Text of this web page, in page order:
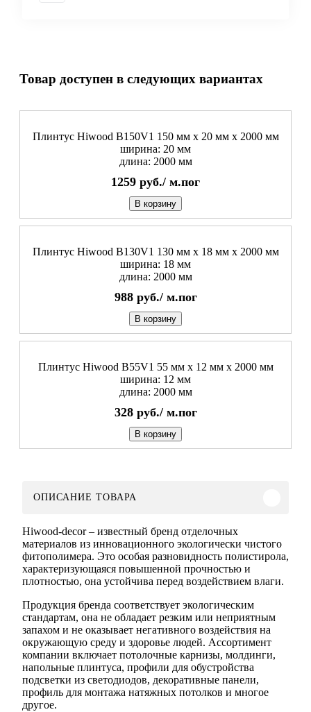
Товар доступен в следующих вариантах
Плинтус Hiwood B150V1 150 мм х 20 мм х 2000 мм
ширина: 20 мм
длина: 2000 мм
1259 руб./ м.пог
В корзину
Плинтус Hiwood B130V1 130 мм х 18 мм х 2000 мм
ширина: 18 мм
длина: 2000 мм
988 руб./ м.пог
В корзину
Плинтус Hiwood B55V1 55 мм х 12 мм х 2000 мм
ширина: 12 мм
длина: 2000 мм
328 руб./ м.пог
В корзину
ОПИСАНИЕ ТОВАРА
Hiwood-decor – известный бренд отделочных
материалов из инновационного экологически чистого
фитополимера. Это особая разновидность полистирола,
характеризующаяся повышенной прочностью и
плотностью, она устойчива перед воздействием влаги.
Продукция бренда соответствует экологическим
стандартам, она не обладает резким или неприятным
запахом и не оказывает негативного воздействия на
окружающую среду и здоровье людей. Ассортимент
компании включает потолочные карнизы, молдинги,
напольные плинтуса, профили для обустройства
подсветки из светодиодов, декоративные панели,
профиль для монтажа натяжных потолков и многое
другое.